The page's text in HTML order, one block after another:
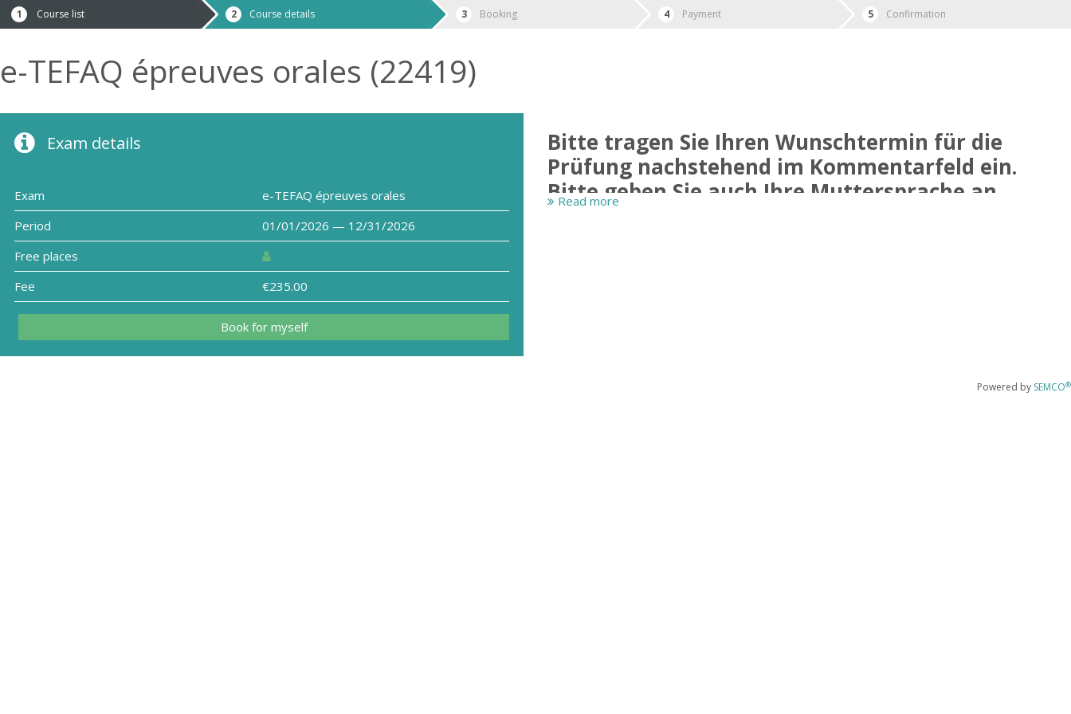
Course list Course details Booking Payment Confirmation
e-TEFAQ épreuves orales (22419)
Exam details
Exam
e-TEFAQ épreuves orales
Period
01/01/2026 — 12/31/2026
Free places
Fee
€235.00
Book for myself
Bitte tragen Sie Ihren Wunschtermin für die
Prüfung nachstehend im Kommentarfeld ein.
Bitte geben Sie auch Ihre Muttersprache an.
Read more
Powered by SEMCO®